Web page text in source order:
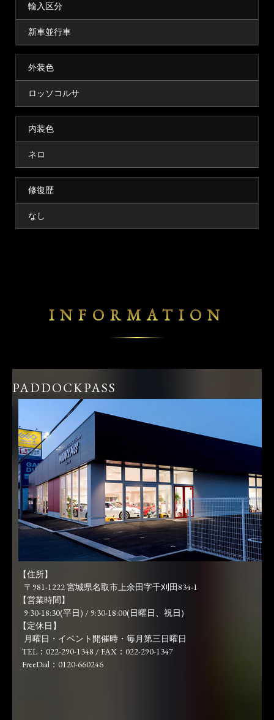
輸入区分
新車並行車
外装色
ロッソコルサ
内装色
ネロ
修復歴
なし
INFORMATION
PADDOCKPASS
【住所】
〒981-1222 宮城県名取市上余田字千刈田834-1
【営業時間】
9:30-18:30(平日) / 9:30-18:00(日曜日、祝日)
【定休日】
月曜日・イベント開催時・毎月第三日曜日
TEL：022-290-1348 / FAX：022-290-1347
FreeDial：0120-660246